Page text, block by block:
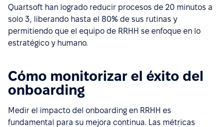
Quartsoft han logrado reducir procesos de 20 minutos a
solo 3, liberando hasta el 80% de sus rutinas y
permitiendo que el equipo de RRHH se enfoque en lo
estratégico y humano.
Cómo monitorizar el éxito del
onboarding
Medir el impacto del onboarding en RRHH es
fundamental para su mejora continua. Las métricas